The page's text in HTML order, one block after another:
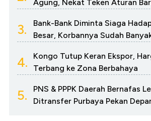
Agung, Nekat Teken Aturan
3.
Bank-Bank Diminta Siaga
Besar, Korbannya Sudah
4.
Kongo Tutup Keran Ekspor,
Terbang ke Zona Berbahaya
5.
PNS & PPPK Daerah Bernafas
Ditransfer Purbaya Pekan